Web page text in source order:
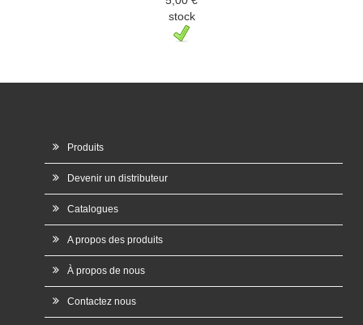
stock
Produits
Devenir un distributeur
Catalogues
A propos des produits
À propos de nous
Contactez nous